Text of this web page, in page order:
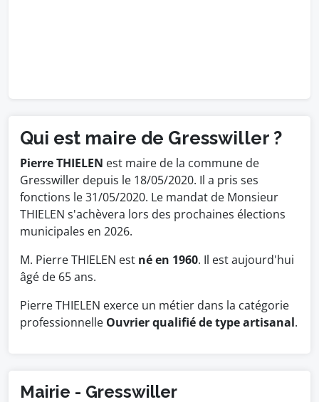
Qui est maire de Gresswiller ?
Pierre THIELEN est maire de la commune de
Gresswiller depuis le 18/05/2020. Il a pris ses
fonctions le 31/05/2020. Le mandat de Monsieur
THIELEN s'achèvera lors des prochaines élections
municipales en 2026.
M. Pierre THIELEN est né en 1960. Il est aujourd'hui
âgé de 65 ans.
Pierre THIELEN exerce un métier dans la catégorie
professionnelle Ouvrier qualifié de type artisanal.
Mairie - Gresswiller